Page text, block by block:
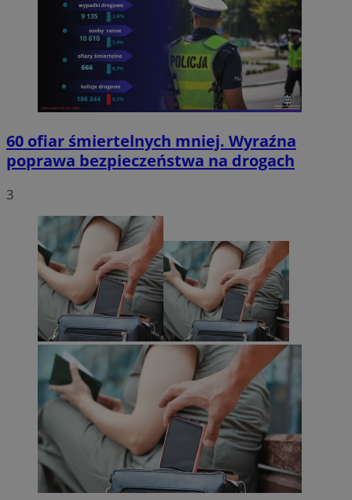
60 ofiar śmiertelnych mniej. Wyraźna
poprawa bezpieczeństwa na drogach
3